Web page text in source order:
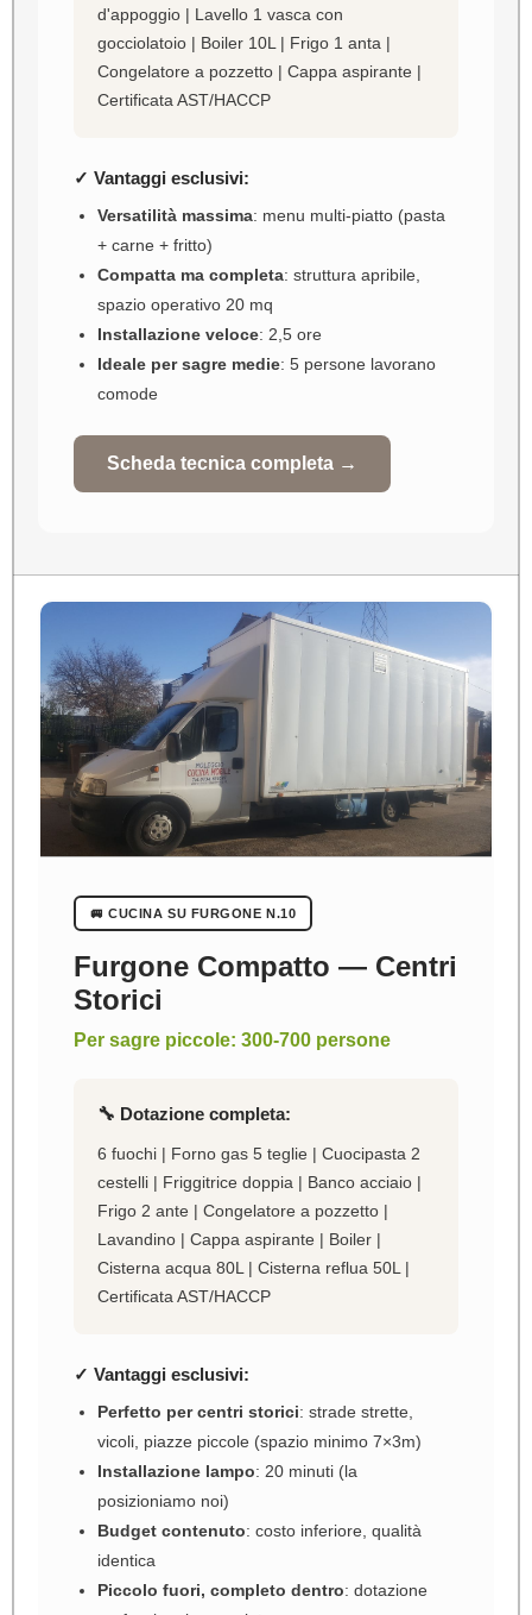
d'appoggio | Lavello 1 vasca con
gocciolatoio | Boiler 10L | Frigo 1 anta |
Congelatore a pozzetto | Cappa aspirante |
Certificata AST/HACCP
✓ Vantaggi esclusivi:
Versatilità massima: menu multi-piatto (pasta
+ carne + fritto)
Compatta ma completa: struttura apribile,
spazio operativo 20 mq
Installazione veloce: 2,5 ore
Ideale per sagre medie: 5 persone lavorano
comode
Scheda tecnica completa →
🚐 CUCINA SU FURGONE N.10
Furgone Compatto — Centri
Storici
Per sagre piccole: 300-700 persone
🔧 Dotazione completa:
6 fuochi | Forno gas 5 teglie | Cuocipasta 2
cestelli | Friggitrice doppia | Banco acciaio |
Frigo 2 ante | Congelatore a pozzetto |
Lavandino | Cappa aspirante | Boiler |
Cisterna acqua 80L | Cisterna reflua 50L |
Certificata AST/HACCP
✓ Vantaggi esclusivi:
Perfetto per centri storici: strade strette,
vicoli, piazze piccole (spazio minimo 7×3m)
Installazione lampo: 20 minuti (la
posizioniamo noi)
Budget contenuto: costo inferiore, qualità
identica
Piccolo fuori, completo dentro: dotazione